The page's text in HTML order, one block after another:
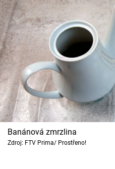
Banánová zmrzlina
Zdroj: FTV Prima/ Prostřeno!